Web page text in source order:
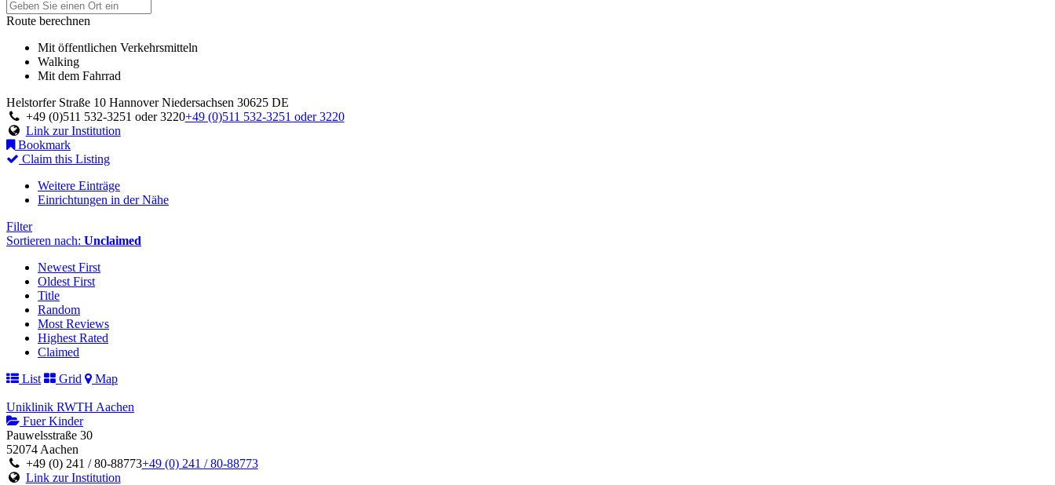
Route berechnen
Mit öffentlichen Verkehrsmitteln
Walking
Mit dem Fahrrad
Helstorfer Straße 10 Hannover Niedersachsen 30625 DE
+49 (0)511 532-3251 oder 3220+49 (0)511 532-3251 oder 3220
Link zur Institution
Bookmark
Claim this Listing
Weitere Einträge
Einrichtungen in der Nähe
Filter
Sortieren nach: Unclaimed
Newest First
Oldest First
Title
Random
Most Reviews
Highest Rated
Claimed
List
Grid Map
Uniklinik RWTH Aachen
Fuer Kinder
Pauwelsstraße 30
52074 Aachen
+49 (0) 241 / 80-88773+49 (0) 241 / 80-88773
Link zur Institution